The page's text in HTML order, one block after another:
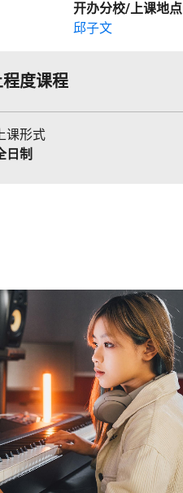
开办分校/上课地点
邱子文
度课程
课形式
日制